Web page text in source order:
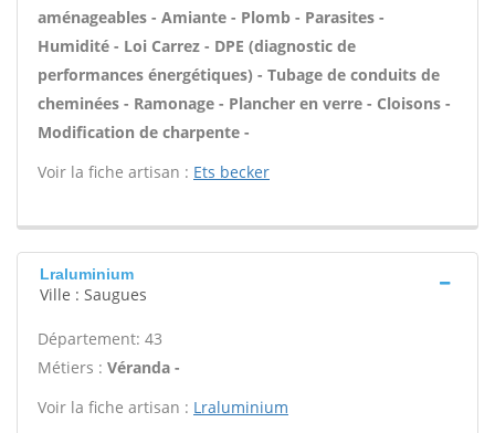
aménageables - Amiante - Plomb - Parasites -
Humidité - Loi Carrez - DPE (diagnostic de
performances énergétiques) - Tubage de conduits de
cheminées - Ramonage - Plancher en verre - Cloisons -
Modification de charpente -
Voir la fiche artisan : Ets becker
Lraluminium
Ville : Saugues
Département: 43
Métiers : Véranda -
Voir la fiche artisan : Lraluminium